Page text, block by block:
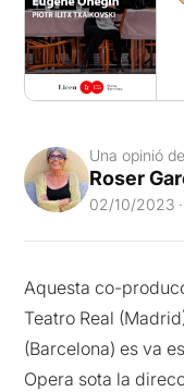
Una opinió de
Roser
02/10/2023
Aquesta co-
Teatro Real
(Barcelona) es va
Opera sota la